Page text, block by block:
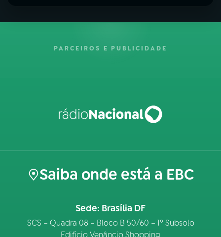
PARCEIROS E PUBLICIDADE
Saiba onde está a EBC
Sede: Brasília DF
SCS – Quadra 08 – Bloco B 50/60 – 1º Subsolo
Edifício Venâncio Shopping